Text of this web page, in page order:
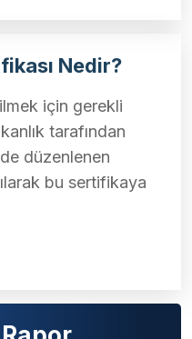
Nedir?
için gerekli
tarafından
düzenlenen
bu sertifikaya